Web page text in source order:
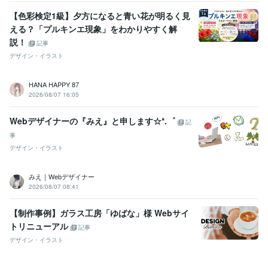
公認心理師 取得年 : 2019年
社会福祉士 取得年 : 2023年
精神保健福祉士
Word:10年ChatGPT:1年
得意分野
悩み相談・カウンセリング
恋愛、友人関係、仕事、育児、夫婦、な
仕事・職場の悩み：看護師／公認
心理師
【色彩検定1級】夕方になると青い花が明るく見
える？「プルキンエ現象」をわかりやすく解
説！
記事
デザイン・イラスト
HANA HAPPY 87
2026/08/07 16:05
Webデザイナーの『みえ』と申します☆*.゜
記
事
デザイン・イラスト
みえ｜Webデザイナー
2026/08/07 08:41
【制作事例】ガラス工房「ゆばな」様 Webサイ
トリニューアル
記事
デザイン・イラスト